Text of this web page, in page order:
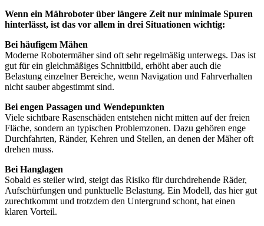
Wenn ein Mähroboter über längere Zeit nur minimale Spuren
hinterlässt, ist das vor allem in drei Situationen wichtig:
Bei häufigem Mähen
Moderne Robotermäher sind oft sehr regelmäßig unterwegs. Das ist
gut für ein gleichmäßiges Schnittbild, erhöht aber auch die
Belastung einzelner Bereiche, wenn Navigation und Fahrverhalten
nicht sauber abgestimmt sind.
Bei engen Passagen und Wendepunkten
Viele sichtbare Rasenschäden entstehen nicht mitten auf der freien
Fläche, sondern an typischen Problemzonen. Dazu gehören enge
Durchfahrten, Ränder, Kehren und Stellen, an denen der Mäher oft
drehen muss.
Bei Hanglagen
Sobald es steiler wird, steigt das Risiko für durchdrehende Räder,
Aufschürfungen und punktuelle Belastung. Ein Modell, das hier gut
zurechtkommt und trotzdem den Untergrund schont, hat einen
klaren Vorteil.